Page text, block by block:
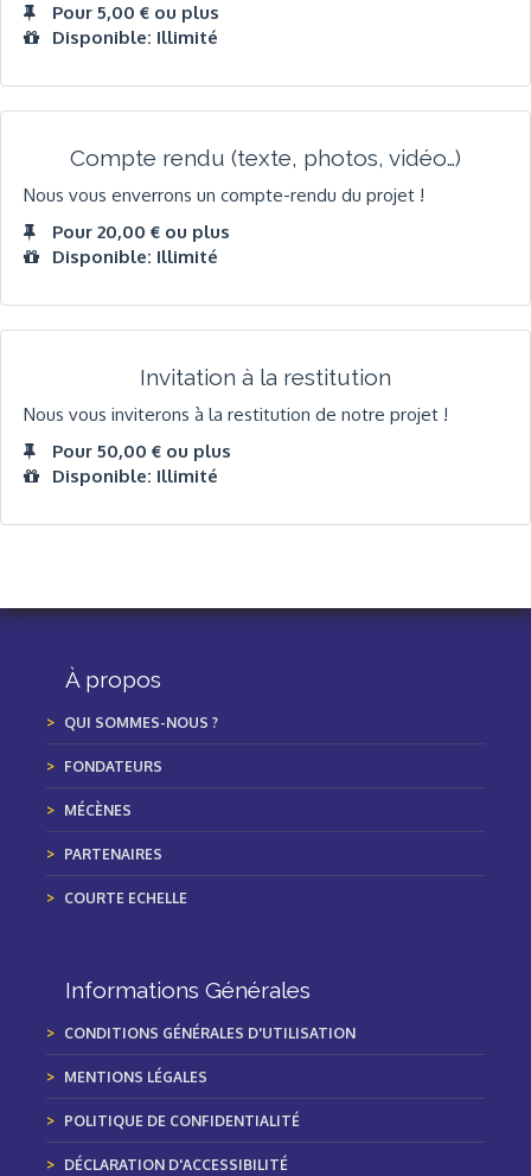
Pour 5,00 € ou plus
Disponible: Illimité
Compte rendu (texte, photos, vidéo…)
Nous vous enverrons un compte-rendu du projet !
Pour 20,00 € ou plus
Disponible: Illimité
Invitation à la restitution
Nous vous inviterons à la restitution de notre projet !
Pour 50,00 € ou plus
Disponible: Illimité
À propos
QUI SOMMES-NOUS ?
FONDATEURS
MÉCÈNES
PARTENAIRES
COURTE ECHELLE
Informations Générales
CONDITIONS GÉNÉRALES D'UTILISATION
MENTIONS LÉGALES
POLITIQUE DE CONFIDENTIALITÉ
DÉCLARATION D'ACCESSIBILITÉ